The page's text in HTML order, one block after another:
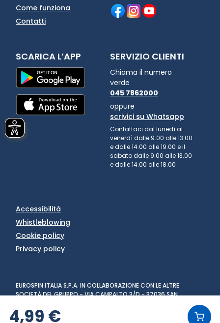
4,99 €
Come funziona
Contatti
SCARICA L’APP SERVIZIO CLIENTI
Chiama il numero
verde
045 7862000
oppure
scrivici su Whatsapp
Contattaci dal lunedì al
venerdì dalle 9.00 alle 13.00
e dalle 14.00 alle 19.00 e il
sabato dalle 9.00 alle 13.00
e dalle 14.00 alle 18.00
Accessibilità
Whistleblowing
Cookie policy
Privacy policy
EUROSPIN ITALIA S.P.A. IN COLLABORAZIONE CON LE ALTRE
SOCIETÀ DEL GRUPPO - VIA CAMPALTO 3/D - 37036 SAN
MARTINO BUON ALBERGO (VR) - FAX +39 045 8782333 - PARTITA
IVA 02536510239
VERSIONE: 1.6.0